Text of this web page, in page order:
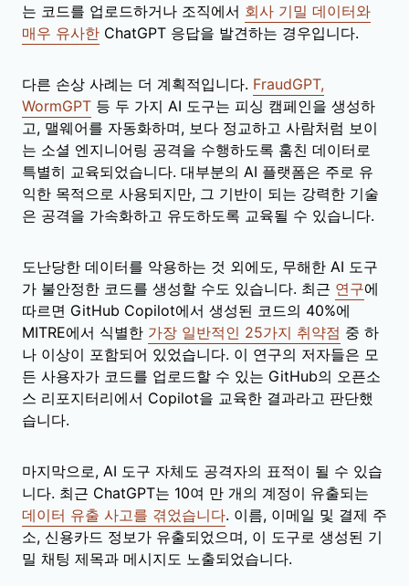
는 코드를 업로드하거나 조직에서 회사 기밀 데이터와
매우 유사한 ChatGPT 응답을 발견하는 경우입니다.
다른 손상 사례는 더 계획적입니다. FraudGPT,
WormGPT 등 두 가지 AI 도구는 피싱 캠페인을 생성하
고, 맬웨어를 자동화하며, 보다 정교하고 사람처럼 보이
는 소셜 엔지니어링 공격을 수행하도록 훔친 데이터로
특별히 교육되었습니다. 대부분의 AI 플랫폼은 주로 유
익한 목적으로 사용되지만, 그 기반이 되는 강력한 기술
은 공격을 가속화하고 유도하도록 교육될 수 있습니다.
도난당한 데이터를 악용하는 것 외에도, 무해한 AI 도구
가 불안정한 코드를 생성할 수도 있습니다. 최근 연구에
따르면 GitHub Copilot에서 생성된 코드의 40%에
MITRE에서 식별한 가장 일반적인 25가지 취약점 중 하
나 이상이 포함되어 있었습니다. 이 연구의 저자들은 모
든 사용자가 코드를 업로드할 수 있는 GitHub의 오픈소
스 리포지터리에서 Copilot을 교육한 결과라고 판단했
습니다.
마지막으로, AI 도구 자체도 공격자의 표적이 될 수 있습
니다. 최근 ChatGPT는 10여 만 개의 계정이 유출되는
데이터 유출 사고를 겪었습니다. 이름, 이메일 및 결제 주
소, 신용카드 정보가 유출되었으며, 이 도구로 생성된 기
밀 채팅 제목과 메시지도 노출되었습니다.